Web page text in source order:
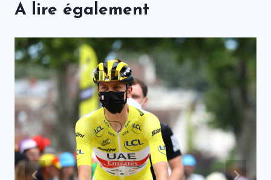
A lire également